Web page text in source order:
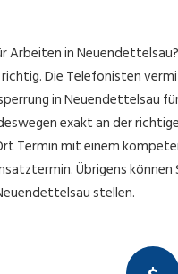
Arbeiten in
Die Telefonisten
in Neuendettelsau
exakt an der
Termin mit einem
Übrigens
stellen.